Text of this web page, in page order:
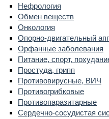
Нефрология
Обмен веществ
Онкология
Опорно-двигательный
Орфанные заболевания
Питание, спорт,
Простуда, грипп
Противовирусные, ВИЧ
Противогрибковые
Противопаразитарные
Сердечно-сосудистая